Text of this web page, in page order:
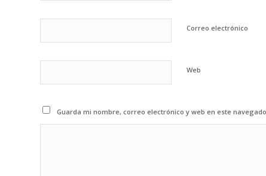
Correo electrónico
Web
Guarda mi nombre, correo electrónico y web en este